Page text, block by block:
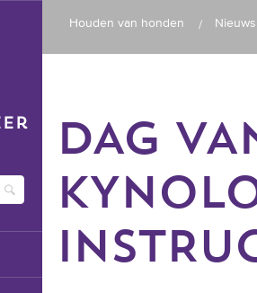
Houden van honden
DAG